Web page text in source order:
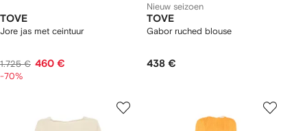
TOVE
Jore jas met ceintuur
1.725 € 460 €
-70%
Nieuw seizoen
TOVE
Gabor ruched blouse
438 €